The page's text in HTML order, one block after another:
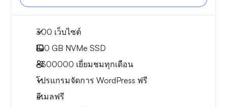
300 เว็บไซต์
100 GB NVMe SSD
~300000 เยี่ยมชมทุกเดือน
โปรแกรมจัดการ WordPress ฟรี
อีเมลฟรี